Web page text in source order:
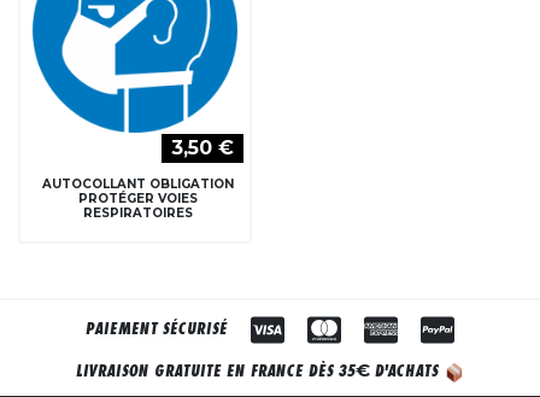
3,50 €
AUTOCOLLANT OBLIGATION
PROTÉGER VOIES
RESPIRATOIRES
PAIEMENT SÉCURISÉ
LIVRAISON GRATUITE EN FRANCE DÈS 35€ D'ACHATS